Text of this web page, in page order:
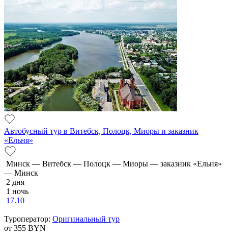
Автобусный тур в Витебск, Полоцк, Миоры и заказник
«Ельня»
Минск — Витебск — Полоцк — Миоры — заказник «Ельня»
— Минск
2 дня
1 ночь
17.10
Туроператор: Оригинальный тур
от 355 BYN